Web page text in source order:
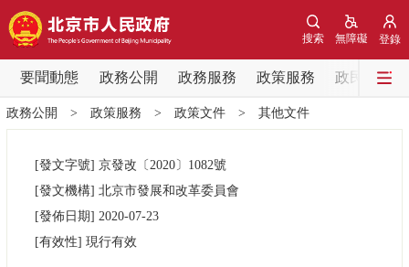
登錄
無障礙
搜索
要聞動態 政務公開 政務服務 政策服務 政民互動
要聞動態
黨中央精神 國務院資訊 中央部委動態
北京要聞 會議資訊
政務公開 > 政策服務 > 政策文件> 其他文件
[發文字號] 京發改 〔2020〕 1082號
[發文機構] 北京市發展和改革委員會
[發佈日期] 2020-07-23
[有效性] 現行有效